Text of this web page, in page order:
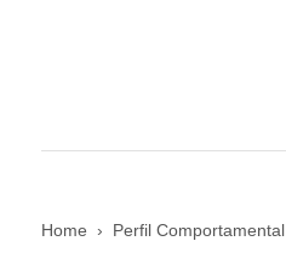
Home Perfil Comportamental